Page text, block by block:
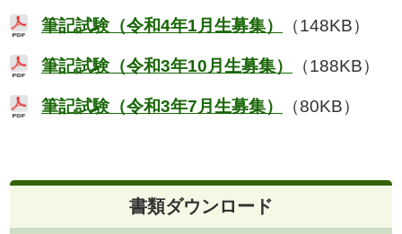
筆記試験（令和4年1月生募集） （148KB）
筆記試験（令和3年10月生募集） （188KB）
筆記試験（令和3年7月生募集） （80KB）
書類ダウンロード